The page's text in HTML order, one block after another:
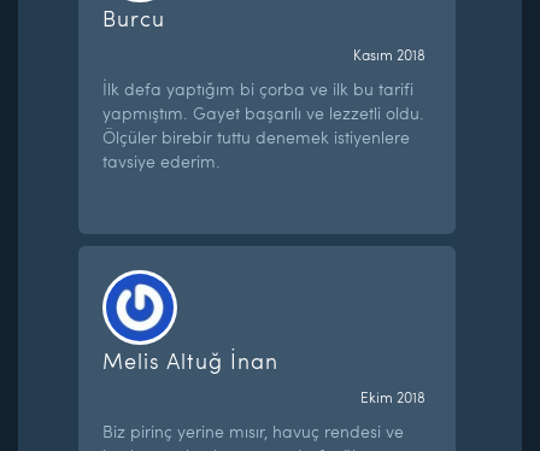
Burcu
Kasım 2018
İlk defa yaptığım bi çorba ve ilk bu tarifi
yapmıştım. Gayet başarılı ve lezzetli oldu.
Ölçüler birebir tuttu denemek istiyenlere
tavsiye ederim.
Melis Altuğ İnan
Ekim 2018
Biz pirinç yerine mısır, havuç rendesi ve